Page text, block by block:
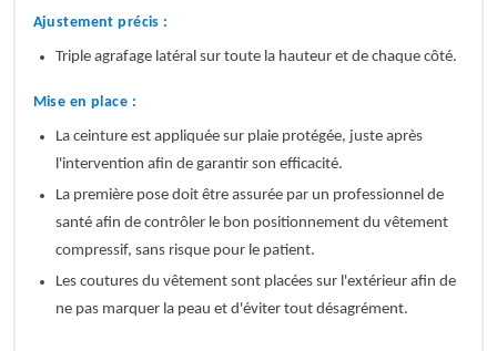
Ajustement précis :
Triple agrafage latéral sur toute la hauteur et de chaque côté.
Mise en place :
La ceinture est appliquée sur plaie protégée, juste après
l'intervention afin de garantir son efficacité.
La première pose doit être assurée par un professionnel de
santé afin de contrôler le bon positionnement du vêtement
compressif, sans risque pour le patient.
Les coutures du vêtement sont placées sur l'extérieur afin de
ne pas marquer la peau et d'éviter tout désagrément.